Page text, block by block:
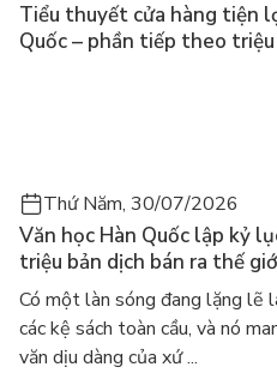
Tiểu thuyết cửa hàng tiện
Quốc – phần tiếp theo
Thứ Năm, 30/07/2026
Văn học Hàn Quốc lập kỷ
triệu bản dịch bán ra thế
sao cả thế giới đang đọc
Có một làn sóng đang lặng lẽ
các kệ sách toàn cầu, và nó
văn dịu dàng của xứ ...